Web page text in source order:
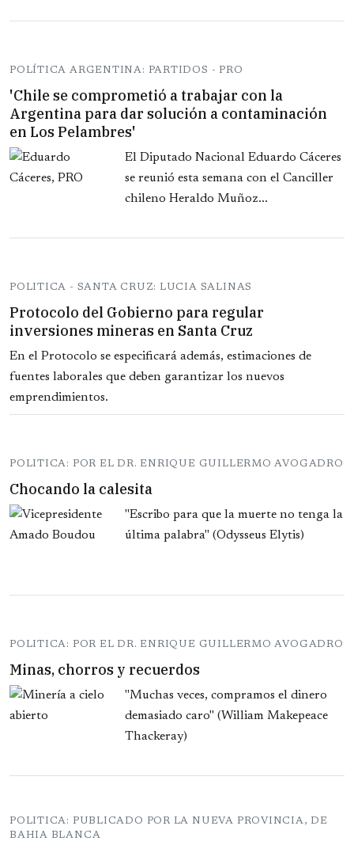
POLÍTICA ARGENTINA: PARTIDOS - PRO
'Chile se comprometió a trabajar con la
Argentina para dar solución a contaminación
en Los Pelambres'
El Diputado Nacional Eduardo Cáceres
se reunió esta semana con el Canciller
chileno Heraldo Muñoz...
POLITICA - SANTA CRUZ: LUCIA SALINAS
Protocolo del Gobierno para regular
inversiones mineras en Santa Cruz
En el Protocolo se especificará además, estimaciones de
fuentes laborales que deben garantizar los nuevos
emprendimientos.
POLITICA: POR EL DR. ENRIQUE GUILLERMO AVOGADRO
Chocando la calesita
"Escribo para que la muerte no tenga la
última palabra" (Odysseus Elytis)
POLITICA: POR EL DR. ENRIQUE GUILLERMO AVOGADRO
Minas, chorros y recuerdos
"Muchas veces, compramos el dinero
demasiado caro" (William Makepeace
Thackeray)
POLITICA: PUBLICADO POR LA NUEVA PROVINCIA, DE
BAHIA BLANCA